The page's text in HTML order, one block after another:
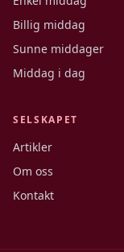
Billig middag
Sunne middager
Middag i dag
SELSKAPET
Artikler
Om oss
Kontakt